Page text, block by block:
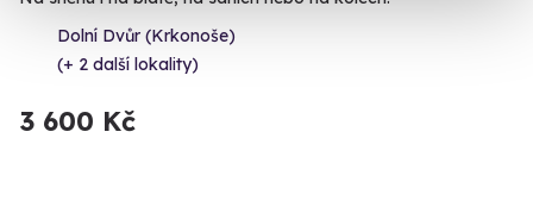
Dolní Dvůr (Krkonoše)
(+ 2 další lokality)
3 600 Kč